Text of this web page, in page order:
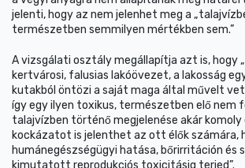
jelenti, hogy az nem jelenhet meg a
természetben semmilyen mértékben sem.”
A vizsgálati osztály megállapítja azt is, hogy
kertvárosi, falusias lakóövezet, a lakosság
kutakból öntözi a saját maga által művelt
így egy ilyen toxikus, természetben elő nem
talajvízben történő megjelenése akár komoly
kockázatot is jelenthet az ott élők számára,
humánegészségügyi hatása, bőrirritáción és
kimutatott reprodukciós toxicitásig terjed”.